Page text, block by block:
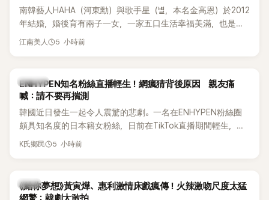
南韓藝人HAHA（河東勳）與歌手星（별，本名金高恩）於2012
年結婚，婚後育有兩子一女，一家五口生活幸福美滿，也是韓
國演藝圈公認的模範夫妻。近日，星首度公開當年決定嫁給
江南美人 5 小時前
K-POP
ENHYPEN知名粉絲直播輕生！網瘋猜背後原因 親友痛
喊：請不要再揣測
韓國近日發生一起令人震驚的悲劇。一名在ENHYPEN粉絲圈
頗具知名度的日本籍女粉絲，日前在TikTok直播期間輕生，最
終不幸身亡，消息曝光後震驚韓網，也讓不少粉絲湧入社群平
K氏鄉民 5 小時前
韓劇
《給你夢想》黃寅燁、惠利激情床戲瘋傳！火辣激吻尺度太猛